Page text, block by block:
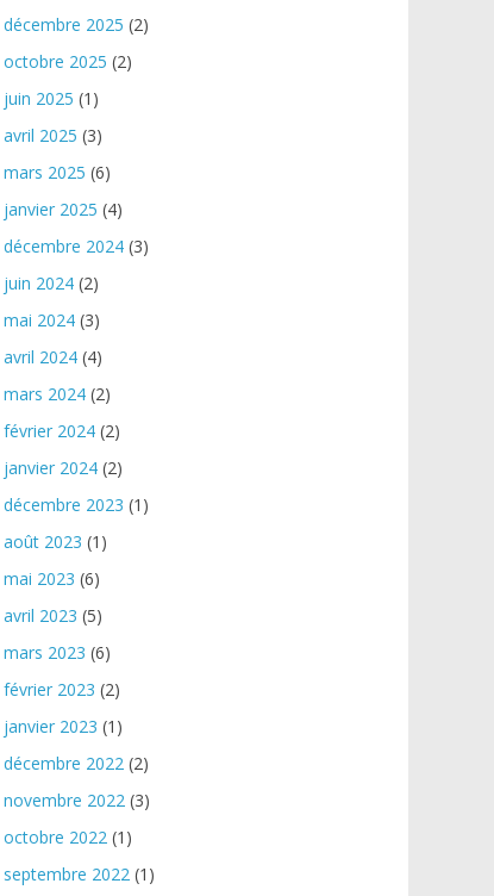
décembre 2025 (2)
octobre 2025 (2)
juin 2025 (1)
avril 2025 (3)
mars 2025 (6)
janvier 2025 (4)
décembre 2024 (3)
juin 2024 (2)
mai 2024 (3)
avril 2024 (4)
mars 2024 (2)
février 2024 (2)
janvier 2024 (2)
décembre 2023 (1)
août 2023 (1)
mai 2023 (6)
avril 2023 (5)
mars 2023 (6)
février 2023 (2)
janvier 2023 (1)
décembre 2022 (2)
novembre 2022 (3)
octobre 2022 (1)
septembre 2022 (1)